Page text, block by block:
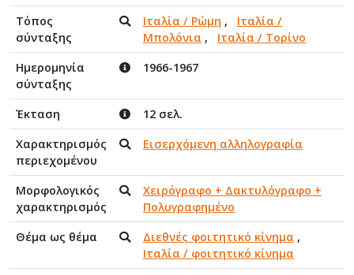
Τόπος
σύνταξης
Ιταλία / Ρώμη , Ιταλία /
Μπολόνια , Ιταλία / Τορίνο
Ημερομηνία
σύνταξης
1966-1967
Έκταση
12 σελ.
Χαρακτηρισμός
περιεχομένου
Εισερχόμενη αλληλογραφία
Μορφολογικός
χαρακτηρισμός
Χειρόγραφο + Δακτυλόγραφο +
Πολυγραφημένο
Θέμα ως θέμα
Διεθνές φοιτητικό κίνημα ,
Ιταλία / φοιτητικό κίνημα